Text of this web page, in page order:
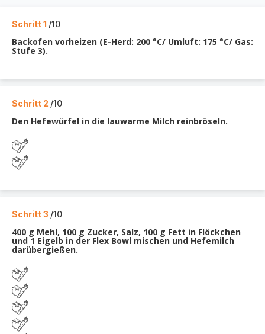
Schritt 1 /10
Backofen vorheizen (E-Herd: 200 °C/ Umluft: 175 °C/ Gas:
Stufe 3).
Schritt 2 /10
Den Hefewürfel in die lauwarme Milch reinbröseln.
Schritt 3 /10
400 g Mehl, 100 g Zucker, Salz, 100 g Fett in Flöckchen
und 1 Eigelb in der Flex Bowl mischen und Hefemilch
darübergießen.